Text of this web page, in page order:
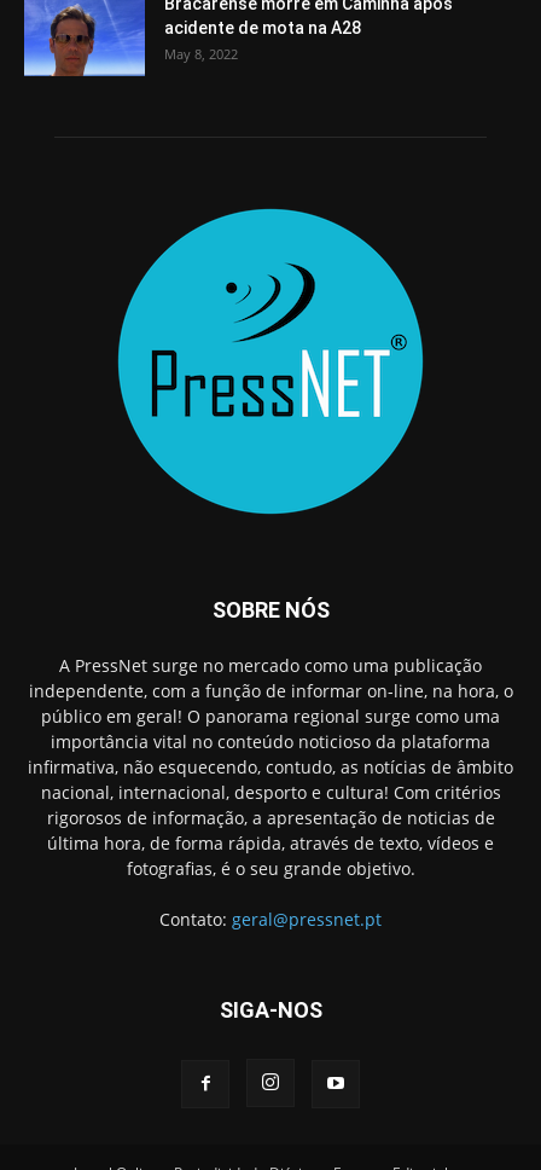
Bracarense morre em Caminha após
acidente de mota na A28
May 8, 2022
SOBRE NÓS
A PressNet surge no mercado como uma publicação
independente, com a função de informar on-line, na hora, o
público em geral! O panorama regional surge como uma
importância vital no conteúdo noticioso da plataforma
infirmativa, não esquecendo, contudo, as notícias de âmbito
nacional, internacional, desporto e cultura! Com critérios
rigorosos de informação, a apresentação de noticias de
última hora, de forma rápida, através de texto, vídeos e
fotografias, é o seu grande objetivo.
Contato: geral@pressnet.pt
SIGA-NOS